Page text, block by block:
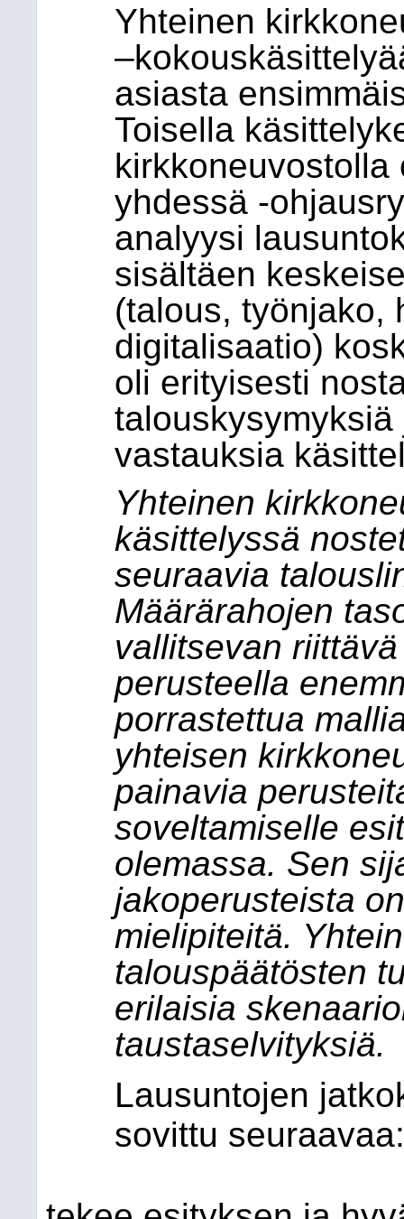
Yhteinen
asiasta
Toisella
kirkkoneuvostolla
yhdessä -
analyysi
sisältäen
(talous, työnjako,
digitalisaatio)
oli erityisesti
vastauksia
Yhteinen
käsittelyssä
seuraavia
Määrärahojen
vallitsevan
perusteella
porrastettua
yhteisen
painavia
soveltamiselle
olemassa. Sen
jakoperusteista
mielipiteitä.
talouspäätösten
erilaisia
taustaselvityksiä.
Lausuntojen
sovittu seuraavaa: